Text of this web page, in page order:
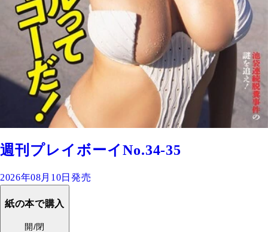
週刊プレイボーイNo.34-35
2026年08月10日発売
紙の本で購入
開/閉